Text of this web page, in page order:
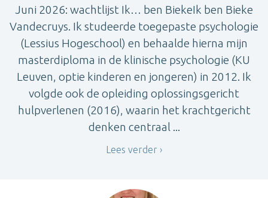
Juni 2026: wachtlijst Ik… ben BiekeIk ben Bieke
Vandecruys. Ik studeerde toegepaste psychologie
(Lessius Hogeschool) en behaalde hierna mijn
masterdiploma in de klinische psychologie (KU
Leuven, optie kinderen en jongeren) in 2012. Ik
volgde ook de opleiding oplossingsgericht
hulpverlenen (2016), waarin het krachtgericht
denken centraal ...
Lees verder